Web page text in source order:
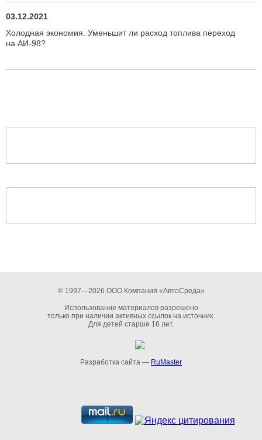
03.12.2021
Холодная экономия. Уменьшит ли расход топлива переход
на АИ-98?
© 1997—2026 ООО Компания «АвтоСреда»
Использование материалов разрешено
только при наличии активных ссылок на источник.
Для детей старше 16 лет.
Разработка сайта — RuMaster